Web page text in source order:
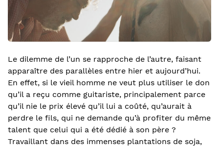
Le dilemme de l’un se rapproche de l’autre, faisant
apparaître des parallèles entre hier et aujourd’hui.
En effet, si le vieil homme ne veut plus utiliser le don
qu’il a reçu comme guitariste, principalement parce
qu’il nie le prix élevé qu’il lui a coûté, qu’aurait à
perdre le fils, qui ne demande qu’à profiter du même
talent que celui qui a été dédié à son père ?
Travaillant dans des immenses plantations de soja,